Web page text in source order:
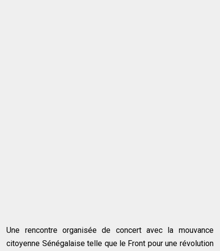
Une rencontre organisée de concert avec la mouvance
citoyenne Sénégalaise telle que le Front pour une révolution